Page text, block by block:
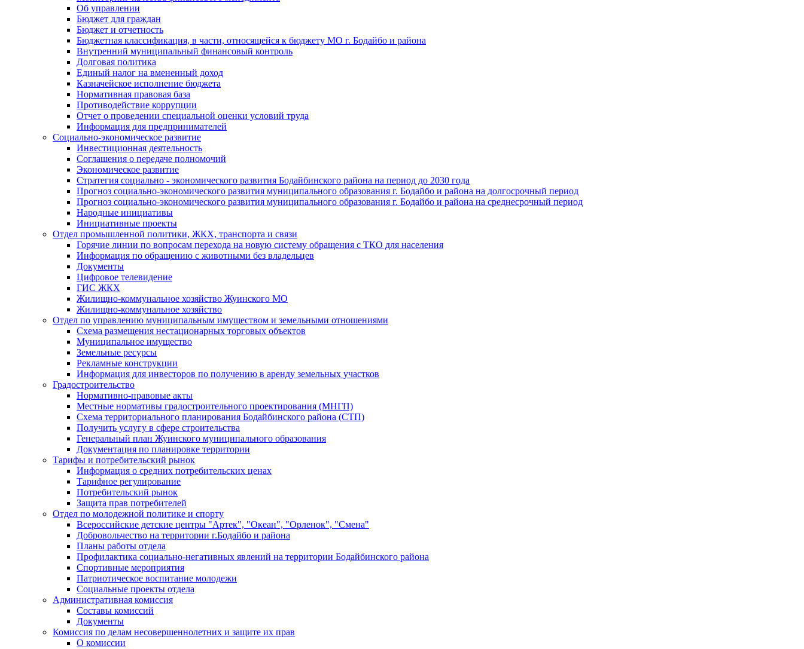
Об управлении
Бюджет для граждан
Бюджет и отчетность
Бюджетная классификация, в части, относящейся к бюджету МО г. Бодайбо и района
Внутренний муниципальный финансовый контроль
Долговая политика
Единый налог на вмененный доход
Казначейское исполнение бюджета
Нормативная правовая база
Противодействие коррупции
Отчет о проведении специальной оценки условий труда
Информация для предпринимателей
Социально-экономическое развитие
Инвестиционная деятельность
Соглашения о передаче полномочий
Экономическое развитие
Стратегия социально - экономического развития Бодайбинского района на период до 2030 года
Прогноз социально-экономического развития муниципального образования г. Бодайбо и района на долгосрочный период
Прогноз социально-экономического развития муниципального образования г. Бодайбо и района на среднесрочный период
Народные инициативы
Инициативные проекты
Отдел промышленной политики, ЖКХ, транспорта и связи
Горячие линии по вопросам перехода на новую систему обращения с ТКО для населения
Информация по обращению с животными без владельцев
Документы
Цифровое телевидение
ГИС ЖКХ
Жилищно-коммунальное хозяйство Жуинского МО
Жилищно-коммунальное хозяйство
Отдел по управлению муниципальным имуществом и земельными отношениями
Схема размещения нестационарных торговых объектов
Муниципальное имущество
Земельные ресурсы
Рекламные конструкции
Информация для инвесторов по получению в аренду земельных участков
Градостроительство
Нормативно-правовые акты
Местные нормативы градостроительного проектирования (МНГП)
Схема территориального планирования Бодайбинского района (СТП)
Получить услугу в сфере строительства
Генеральный план Жуинского муниципального образования
Документация по планировке территории
Тарифы и потребительский рынок
Информация о средних потребительских ценах
Тарифное регулирование
Потребительский рынок
Защита прав потребителей
Отдел по молодежной политике и спорту
Всероссийские детские центры "Артек", "Океан", "Орленок", "Смена"
Добровольчество на территории г.Бодайбо и района
Планы работы отдела
Профилактика социально-негативных явлений на территории Бодайбинского района
Спортивные мероприятия
Патриотическое воспитание молодежи
Социальные проекты отдела
Административная комиссия
Составы комиссий
Документы
Комиссия по делам несовершеннолетних и защите их прав
О комиссии